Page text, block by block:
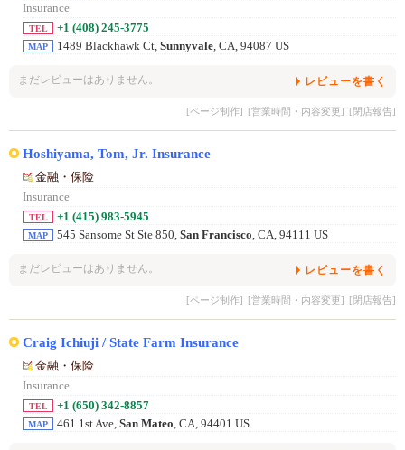
Insurance
TEL +1 (408) 245-3775
MAP 1489 Blackhawk Ct, Sunnyvale, CA, 94087 US
まだレビューはありません。 レビューを書く
[ページ制作] [営業時間・内容変更] [閉店報告]
Hoshiyama, Tom, Jr. Insurance
金融・保险
Insurance
TEL +1 (415) 983-5945
MAP 545 Sansome St Ste 850, San Francisco, CA, 94111 US
まだレビューはありません。 レビューを書く
[ページ制作] [営業時間・内容変更] [閉店報告]
Craig Ichiuji / State Farm Insurance
金融・保险
Insurance
TEL +1 (650) 342-8857
MAP 461 1st Ave, San Mateo, CA, 94401 US